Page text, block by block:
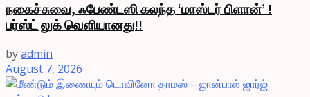
நகைச்சுவை, ஃபேண்டஸி கலந்த ‘மாஸ்டர் பிளான்’ !
பர்ஸ்ட் லுக் வெளியானது!!
byadmin
August 7, 2026